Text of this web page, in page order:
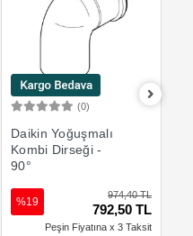
(0)
Daikin Yoğuşmalı
Kombi Dirseği -
90°
974,40 TL
792,50 TL
%19
Peşin Fiyatına x 3 Taksit